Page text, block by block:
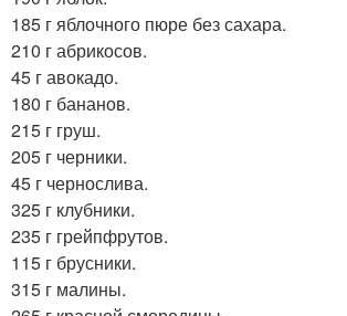
185 г яблочного пюре без сахара.
210 г абрикосов.
45 г авокадо.
180 г бананов.
215 г груш.
205 г черники.
45 г чернослива.
325 г клубники.
235 г грейпфрутов.
115 г брусники.
315 г малины.